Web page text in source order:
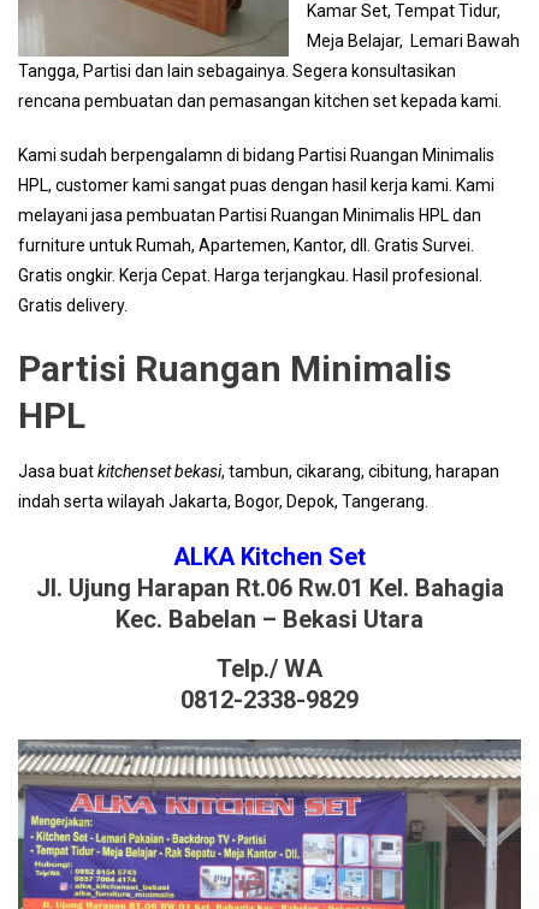
Kamar Set, Tempat Tidur,
Meja Belajar, Lemari Bawah
Tangga, Partisi dan lain sebagainya. Segera konsultasikan
rencana pembuatan dan pemasangan kitchen set kepada kami.
Kami sudah berpengalamn di bidang Partisi Ruangan Minimalis
HPL, customer kami sangat puas dengan hasil kerja kami. Kami
melayani jasa pembuatan Partisi Ruangan Minimalis HPL dan
furniture untuk Rumah, Apartemen, Kantor, dll. Gratis Survei.
Gratis ongkir. Kerja Cepat. Harga terjangkau. Hasil profesional.
Gratis delivery.
Partisi Ruangan Minimalis
HPL
Jasa buatkitchenset bekasi, tambun, cikarang, cibitung, harapan
indah serta wilayah Jakarta, Bogor, Depok, Tangerang.
ALKA Kitchen Set
Jl. Ujung Harapan Rt.06 Rw.01 Kel. Bahagia
Kec. Babelan – Bekasi Utara
Telp./ WA
0812-2338-9829